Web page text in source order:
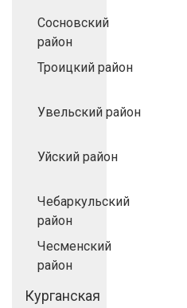
Сосновский
район
Троицкий район
Увельский район
Уйский район
Чебаркульский
район
Чесменский
район
Курганская